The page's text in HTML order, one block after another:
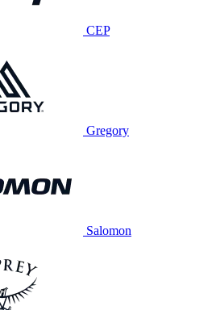
CEP
Gregory
Salomon